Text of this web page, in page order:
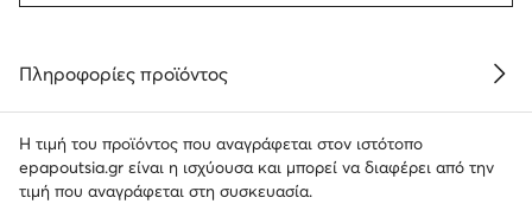
Πληροφορίες προϊόντος
Η τιμή του προϊόντος που αναγράφεται στον ιστότοπο
epapoutsia.gr είναι η ισχύουσα και μπορεί να διαφέρει από την
τιμή που αναγράφεται στη συσκευασία.